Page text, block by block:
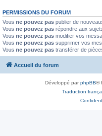
PERMISSIONS DU FORUM
Vous ne pouvez pas publier de
Vous ne pouvez pas répondre aux
Vous ne pouvez pas modifier vos
Vous ne pouvez pas supprimer vos
Vous ne pouvez pas transférer de
Accueil du forum
Développé parphpBB®
Traduction